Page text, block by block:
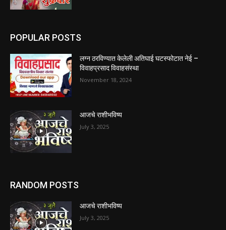
POPULAR POSTS
लग्न ठरविण्यात केलेली अतिघाई घटस्फोटात नेई –
विवाहप्रसाद विवाहसंस्था
November 18, 2024
आजचे राशीभविष्य
July 3, 2025
RANDOM POSTS
आजचे राशीभविष्य
July 3, 2025